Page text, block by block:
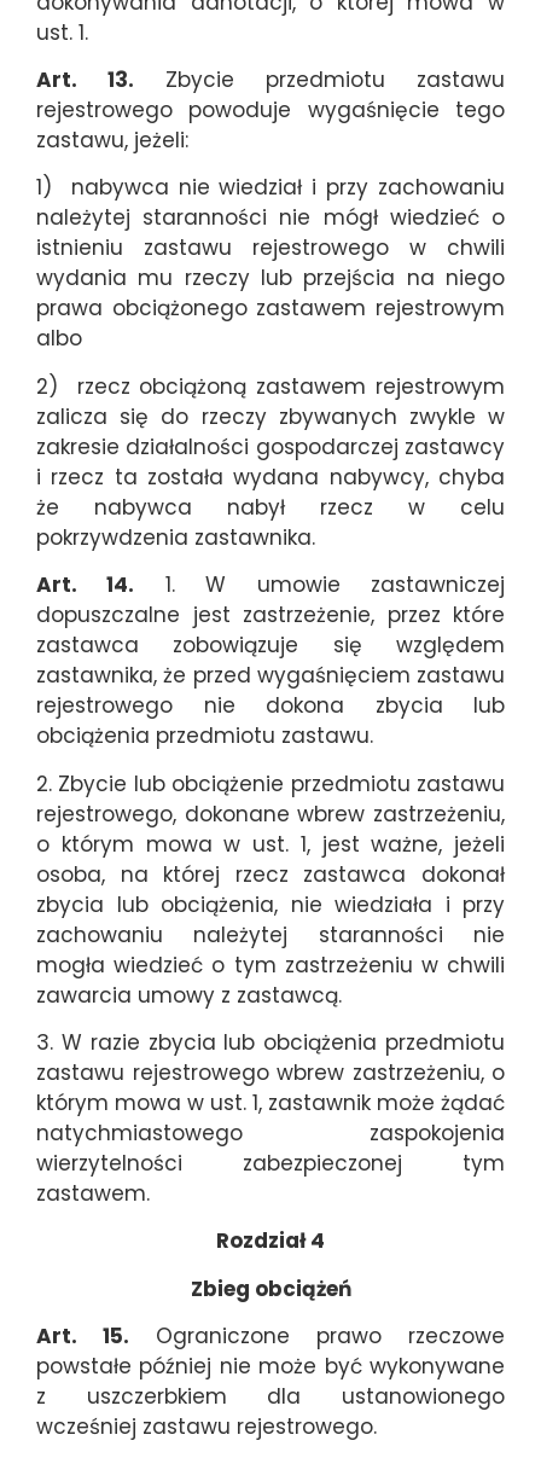
ust. 1.
Art. 13. Zbycie przedmiotu zastawu
rejestrowego powoduje wygaśnięcie tego
zastawu, jeżeli:
1) nabywca nie wiedział i przy zachowaniu
należytej staranności nie mógł wiedzieć o
istnieniu zastawu rejestrowego w chwili
wydania mu rzeczy lub przejścia na niego
prawa obciążonego zastawem rejestrowym
albo
2) rzecz obciążoną zastawem rejestrowym
zalicza się do rzeczy zbywanych zwykle w
zakresie działalności gospodarczej zastawcy
i rzecz ta została wydana nabywcy, chyba
że nabywca nabył rzecz w celu
pokrzywdzenia zastawnika.
Art. 14. 1. W umowie zastawniczej
dopuszczalne jest zastrzeżenie, przez które
zastawca zobowiązuje się względem
zastawnika, że przed wygaśnięciem zastawu
rejestrowego nie dokona zbycia lub
obciążenia przedmiotu zastawu.
2. Zbycie lub obciążenie przedmiotu zastawu
rejestrowego, dokonane wbrew zastrzeżeniu,
o którym mowa w ust. 1, jest ważne, jeżeli
osoba, na której rzecz zastawca dokonał
zbycia lub obciążenia, nie wiedziała i przy
zachowaniu należytej staranności nie
mogła wiedzieć o tym zastrzeżeniu w chwili
zawarcia umowy z zastawcą.
3. W razie zbycia lub obciążenia przedmiotu
zastawu rejestrowego wbrew zastrzeżeniu, o
którym mowa w ust. 1, zastawnik może żądać
natychmiastowego zaspokojenia
wierzytelności zabezpieczonej tym
zastawem.
Rozdział 4
Zbieg obciążeń
Art. 15. Ograniczone prawo rzeczowe
powstałe później nie może być wykonywane
z uszczerbkiem dla ustanowionego
wcześniej zastawu rejestrowego.